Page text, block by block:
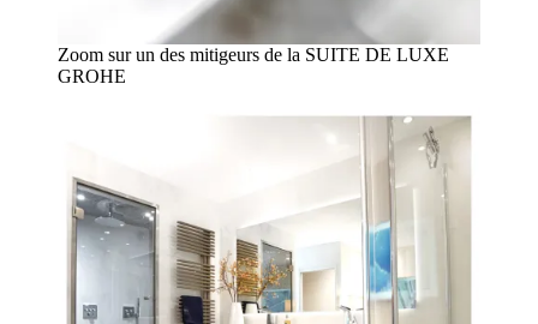
Zoom sur un des mitigeurs de la SUITE DE LUXE
GROHE